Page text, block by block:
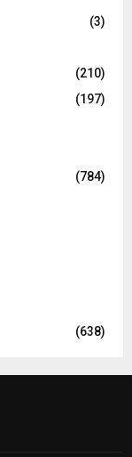
(3)
(210)
(197)
(784)
(638)